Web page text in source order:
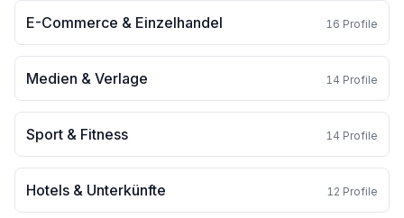
E-Commerce & Einzelhandel 16 Profile
Medien & Verlage 14 Profile
Sport & Fitness 14 Profile
Hotels & Unterkünfte 12 Profile